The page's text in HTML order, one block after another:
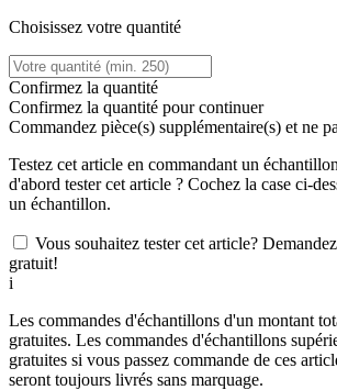
Choisissez votre quantité
Confirmez la quantité
Confirmez la quantité pour continuer
Commandez pièce(s) supplémentaire(s) et ne
Testez cet article en commandant un échantillon
d'abord tester cet article ? Cochez la case ci-
un échantillon.
Vous souhaitez tester cet article?
gratuit!
i
Les commandes d'échantillons d'un montant
gratuites. Les commandes d'échantillons
gratuites si vous passez commande de ces
seront toujours livrés sans marquage.